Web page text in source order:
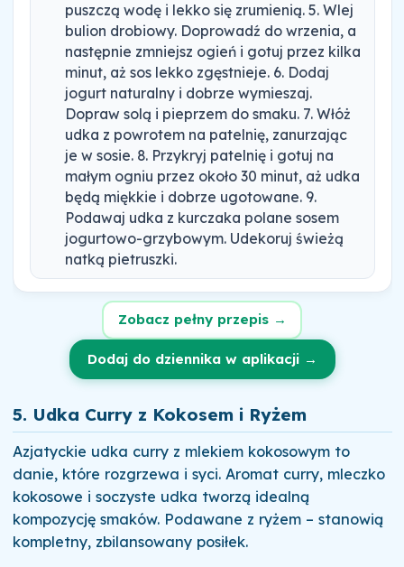
puszczą wodę i lekko się zrumienią. 5. Wlej
bulion drobiowy. Doprowadź do wrzenia, a
następnie zmniejsz ogień i gotuj przez kilka
minut, aż sos lekko zgęstnieje. 6. Dodaj
jogurt naturalny i dobrze wymieszaj.
Dopraw solą i pieprzem do smaku. 7. Włóż
udka z powrotem na patelnię, zanurzając
je w sosie. 8. Przykryj patelnię i gotuj na
małym ogniu przez około 30 minut, aż udka
będą miękkie i dobrze ugotowane. 9.
Podawaj udka z kurczaka polane sosem
jogurtowo-grzybowym. Udekoruj świeżą
natką pietruszki.
Zobacz pełny przepis →
Dodaj do dziennika w aplikacji →
5. Udka Curry z Kokosem i Ryżem
Azjatyckie udka curry z mlekiem kokosowym to
danie, które rozgrzewa i syci. Aromat curry, mleczko
kokosowe i soczyste udka tworzą idealną
kompozycję smaków. Podawane z ryżem – stanowią
kompletny, zbilansowany posiłek.